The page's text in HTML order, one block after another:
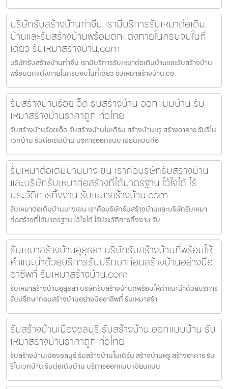
บริษัทรับสร้างบ้านท่าจีน เรามีบริการรับเหมาต่อเติม
บ้านและรับสร้างบ้านพร้อมตกแต่งภายในครบจบในที่
เดียว รับเหมาสร้างบ้าน.com
บริษัทรับสร้างบ้านท่าจีน เรามีบริการรับเหมาต่อเติมบ้านและรับสร้างบ้าน
พร้อมตกแต่งภายในครบจบในที่เดียว รับเหมาสร้างบ้าน.co
รับสร้างบ้านร้อยเอ็ด รับสร้างบ้าน ออกแบบบ้าน รับ
เหมาสร้างบ้านราคาถูก ทั่วไทย
รับสร้างบ้านร้อยเอ็ด รับสร้างบ้านโมเดิร์น สร้างบ้านหรู สร้างอาคาร รับรีโน
เวทบ้าน รับต่อเติมบ้าน บริการออกแบบ เขียนแบบก่อ
รับเหมาต่อเติมบ้านบางเขน เราคือบริษัทรับสร้างบ้าน
และบริษัทรับเหมาก่อสร้างที่ได้มาตรฐาน ไว้ใจได้ ไร้
ประวัติการทิ้งงาน รับเหมาสร้างบ้าน.com
รับเหมาต่อเติมบ้านบางเขน เราคือบริษัทรับสร้างบ้านและบริษัทรับเหมา
ก่อสร้างที่ได้มาตรฐาน ไว้ใจได้ ไร้ประวัติการทิ้งงาน รับ
รับเหมาสร้างบ้านอุยุธยา บริษัทรับสร้างบ้านที่พร้อมให้
คำแนะนำด้วยบริการรับปรึกษาก่อนสร้างบ้านอย่างมือ
อาชีพที่ รับเหมาสร้างบ้าน.com
รับเหมาสร้างบ้านอุยุธยา บริษัทรับสร้างบ้านที่พร้อมให้คำแนะนำด้วยบริการ
รับปรึกษาก่อนสร้างบ้านอย่างมืออาชีพที่ รับเหมาสร้า
รับสร้างบ้านเมืองชลบุรี รับสร้างบ้าน ออกแบบบ้าน รับ
เหมาสร้างบ้านราคาถูก ทั่วไทย
รับสร้างบ้านเมืองชลบุรี รับสร้างบ้านโมเดิร์น สร้างบ้านหรู สร้างอาคาร รับ
รีโนเวทบ้าน รับต่อเติมบ้าน บริการออกแบบ เขียนแบบ